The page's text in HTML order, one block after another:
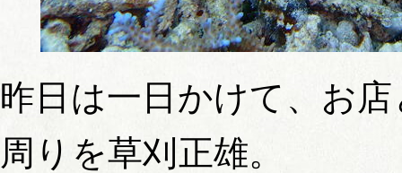
昨日は一日かけて、お
周りを草刈正雄。